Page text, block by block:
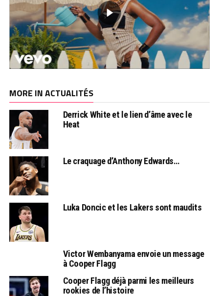
MORE IN ACTUALITÉS
Derrick White et le lien d’âme avec le
Heat
Le craquage d’Anthony Edwards…
Luka Doncic et les Lakers sont maudits
Victor Wembanyama envoie un message
à Cooper Flagg
Cooper Flagg déjà parmi les meilleurs
rookies de l’histoire